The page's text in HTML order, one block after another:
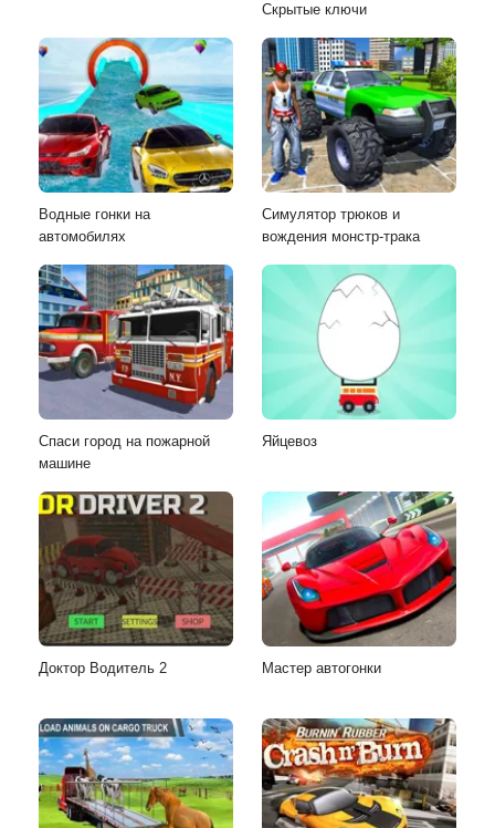
Скрытые ключи
Водные гонки на
автомобилях
Симулятор трюков и
вождения монстр-трака
Спаси город на пожарной
машине
Яйцевоз
Доктор Водитель 2 Мастер автогонки